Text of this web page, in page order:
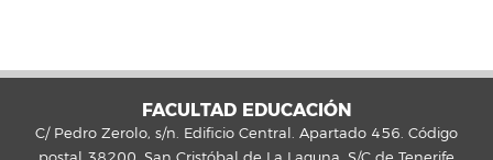
FACULTAD EDUCACIÓN
C/ Pedro Zerolo, s/n. Edificio Central. Apartado 456. Código